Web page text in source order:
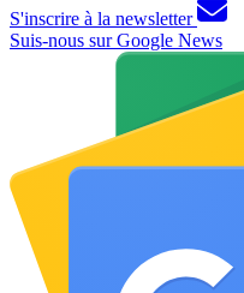
S'inscrire à la newsletter
Suis-nous sur Google News